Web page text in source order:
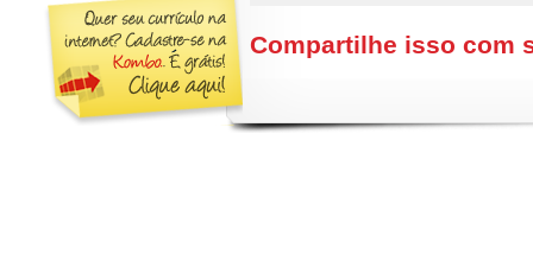
Compartilhe isso com